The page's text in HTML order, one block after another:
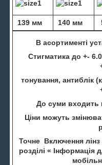
139 мм 140 мм
В асортименті
Стигматика до +-
тонування, антиблік
До суми входить
Ціни можуть
Точне Включення
розділі « Інформація